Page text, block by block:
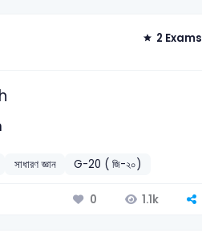
2 Exams
সাধারণ জ্ঞান G-20 ( জি-২০)
0 1.1k